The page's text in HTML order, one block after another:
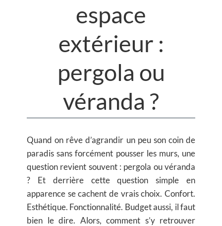
espace
extérieur :
pergola ou
véranda ?
Quand on rêve d’agrandir un peu son coin de
paradis sans forcément pousser les murs, une
question revient souvent : pergola ou véranda
? Et derrière cette question simple en
apparence se cachent de vrais choix. Confort.
Esthétique. Fonctionnalité. Budget aussi, il faut
bien le dire. Alors, comment s’y retrouver